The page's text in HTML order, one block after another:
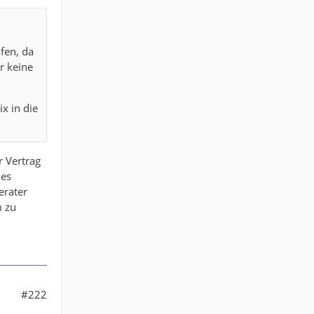
da
keine
in die
Vertrag
zu
#222